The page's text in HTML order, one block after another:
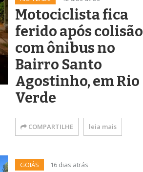
Motociclista fica
ferido após colisão
com ônibus no
Bairro Santo
Agostinho, em Rio
Verde
COMPARTILHE leia mais
GOIÁS 16 dias atrás